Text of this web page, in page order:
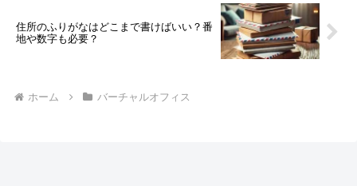
住所のふりがなはどこまで書けばいい？番
地や数字も必要？
ホーム バーチャルオフィス